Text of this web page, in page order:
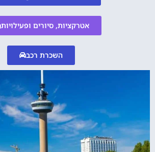
אטרקציות, סיורים ופעילויות
השכרת רכב